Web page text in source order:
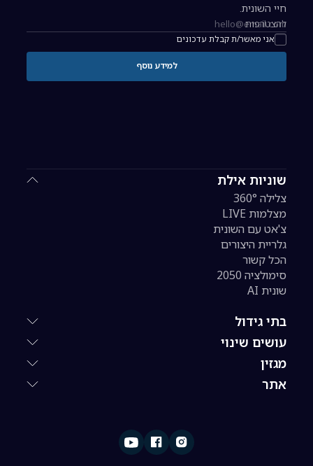
שוניות אילת
צלילה 360°
מצלמות LIVE
צ'אט עם השונית
גלריית היצורים
הכל קשור
סימולציה 2050
שונית AI
בתי גידול
עושים שינוי
מגזין
אתר
חיי השונית.
כתובת אימייל להרשמה לניוזלטר
אני מאשר/ת קבלת עדכונים
להצטרפות
למידע נוסף